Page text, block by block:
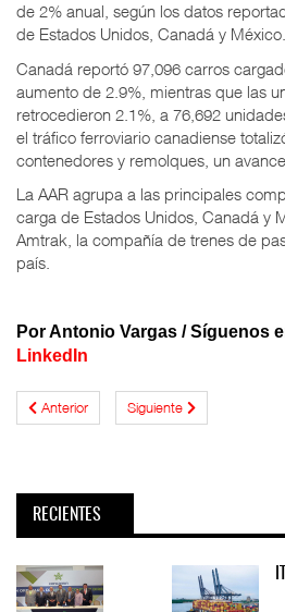
de 2% anual, según los datos
de Estados Unidos, Canadá y México.
Canadá reportó 97,096 carros
aumento de 2.9%, mientras que las
retrocedieron 2.1%, a 76,692
el tráfico ferroviario canadiense
contenedores y remolques, un
La AAR agrupa a las principales
carga de Estados Unidos, Canadá y
Amtrak, la compañía de trenes de
país.
PorAntonio Vargas /Síguenos
LinkedIn
Anterior Siguiente
RECIENTES